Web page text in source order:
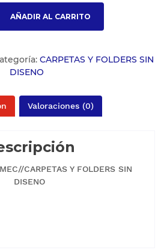
AÑADIR AL CARRITO
CARPETAS Y FOLDERS SIN
DISENO
Valoraciones (0)
CARPETAS Y FOLDERS SIN
DISENO